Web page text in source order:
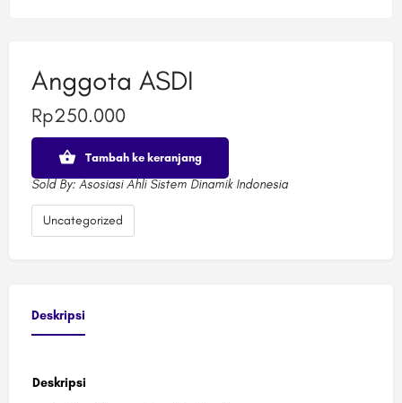
Anggota ASDI
Rp250.000
Kuantitas
Anggota
ASDI
Tambah ke keranjang
Sold By: Asosiasi Ahli Sistem Dinamik Indonesia
Uncategorized
Deskripsi
Deskripsi